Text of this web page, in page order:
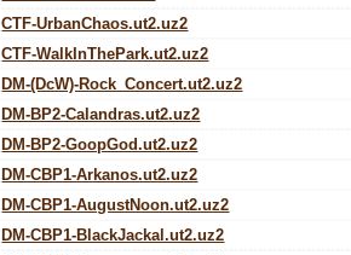
CTF-UrbanChaos.ut2.uz2
CTF-WalkInThePark.ut2.uz2
DM-(DcW)-Rock_Concert.ut2.uz2
DM-BP2-Calandras.ut2.uz2
DM-BP2-GoopGod.ut2.uz2
DM-CBP1-Arkanos.ut2.uz2
DM-CBP1-AugustNoon.ut2.uz2
DM-CBP1-BlackJackal.ut2.uz2